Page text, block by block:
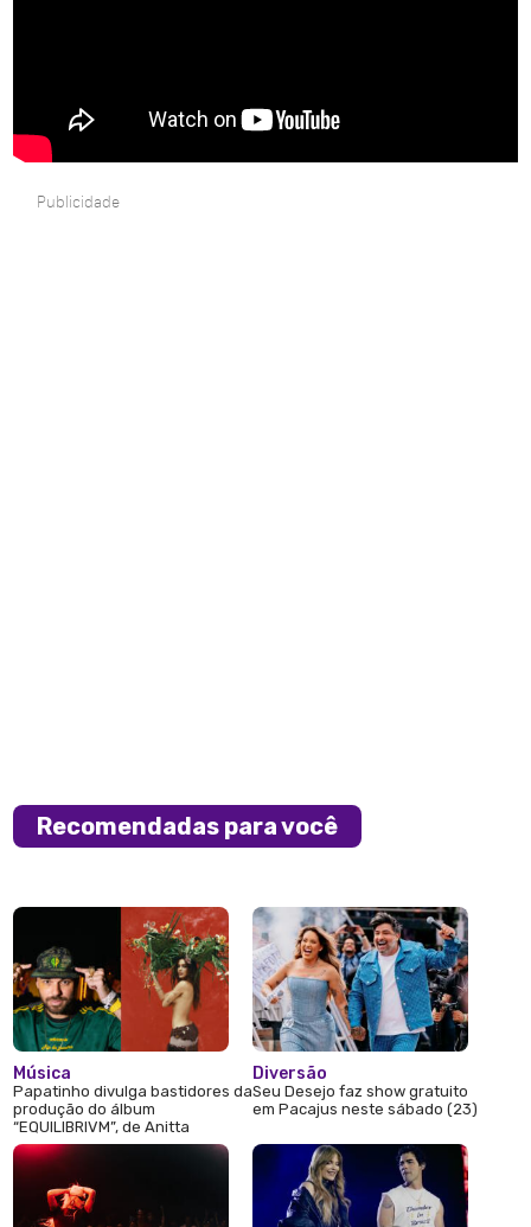
Publicidade
Recomendadas para você
Música
Papatinho divulga bastidores da
produção do álbum
“EQUILIBRIVM”, de Anitta
Diversão
Seu Desejo faz show gratuito
em Pacajus neste sábado (23)